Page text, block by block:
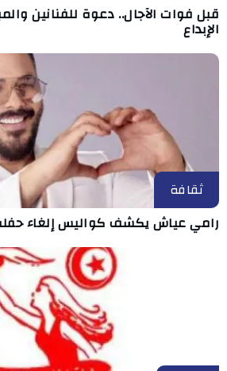
قبل فوات الآجال.. دعوة للفنانين
الإبداع
ثقافة
رامي عياش يكشف كواليس إلغاء